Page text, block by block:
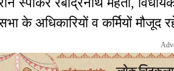
के अधिकारियों व कर्मियों मौजूद